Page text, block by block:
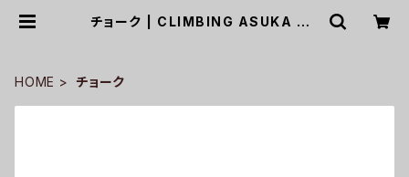
チョーク | CLIMBING ASUKA ON
HOME チョーク